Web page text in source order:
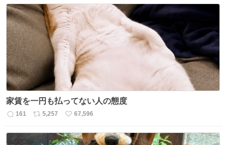
家賃を一円も払ってない人の態度
返
161
リ
5,257
い
ね
67,596